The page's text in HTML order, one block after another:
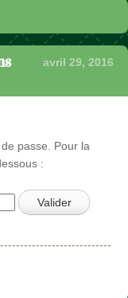
avril 29, 2016
passe. Pour la
: